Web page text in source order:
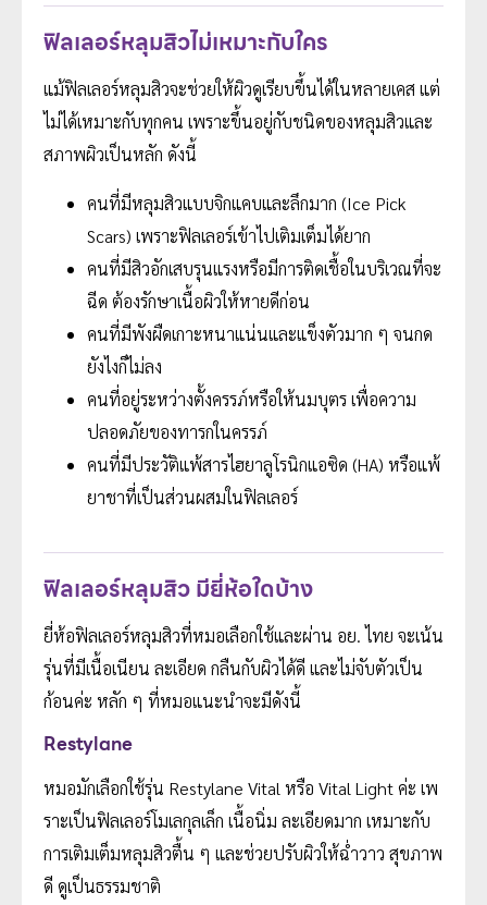
ฟิลเลอร์หลุมสิวไม่เหมาะกับใคร
แม้ฟิลเลอร์หลุมสิวจะช่วยให้ผิวดูเรียบขึ้นได้ในหลายเคส แต่
ไม่ได้เหมาะกับทุกคน เพราะขึ้นอยู่กับชนิดของหลุมสิวและ
สภาพผิวเป็นหลัก ดังนี้
คนที่มีหลุมสิวแบบจิกแคบและลึกมาก (Ice Pick
Scars) เพราะฟิลเลอร์เข้าไปเติมเต็มได้ยาก
คนที่มีสิวอักเสบรุนแรงหรือมีการติดเชื้อในบริเวณที่จะ
ฉีด ต้องรักษาเนื้อผิวให้หายดีก่อน
คนที่มีพังผืดเกาะหนาแน่นและแข็งตัวมาก ๆ จนกด
ยังไงก็ไม่ลง
คนที่อยู่ระหว่างตั้งครรภ์หรือให้นมบุตร เพื่อความ
ปลอดภัยของทารกในครรภ์
คนที่มีประวัติแพ้สารไฮยาลูโรนิกแอซิด (HA) หรือแพ้
ยาชาที่เป็นส่วนผสมในฟิลเลอร์
ฟิลเลอร์หลุมสิว มียี่ห้อใดบ้าง
ยี่ห้อฟิลเลอร์หลุมสิวที่หมอเลือกใช้และผ่าน อย. ไทย จะเน้น
รุ่นที่มีเนื้อเนียน ละเอียด กลืนกับผิวได้ดี และไม่จับตัวเป็น
ก้อนค่ะ หลัก ๆ ที่หมอแนะนำจะมีดังนี้
Restylane
หมอมักเลือกใช้รุ่น Restylane Vital หรือ Vital Light ค่ะ เพ
ราะเป็นฟิลเลอร์โมเลกุลเล็ก เนื้อนิ่ม ละเอียดมาก เหมาะกับ
การเติมเต็มหลุมสิวตื้น ๆ และช่วยปรับผิวให้ฉ่ำวาว สุขภาพ
ดี ดูเป็นธรรมชาติ